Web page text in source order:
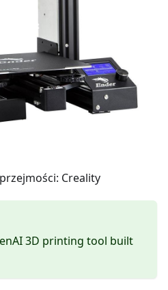
Creality
3D printing tool built